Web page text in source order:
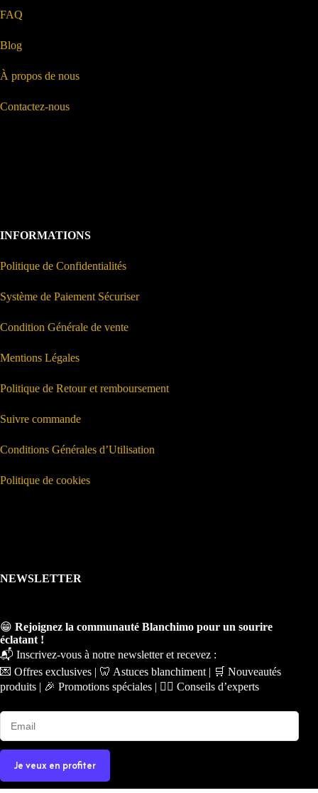
FAQ
Blog
À propos de nous
Contactez-nous
INFORMATIONS
Politique de Confidentialités
Système de Paiement Sécuriser
Condition Générale de vente
Mentions Légales
Politique de Retour et remboursement
Suivre commande
Conditions Générales d’Utilisation
Politique de cookies
NEWSLETTER
😁 Rejoignez la communauté Blanchimo pour un sourire
éclatant !
📬 Inscrivez-vous à notre newsletter et recevez :
💌 Offres exclusives | 🦷 Astuces blanchiment | 🛒 Nouveautés
produits | 🎉 Promotions spéciales | 🧑‍⚕️ Conseils d’experts
Je veux en profiter